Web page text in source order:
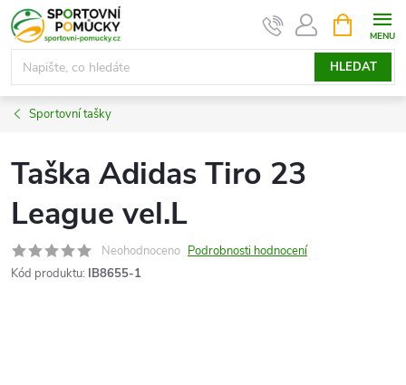
Přejít
na
obsah
HLEDAT
NÁKUPNÍ
KOŠÍK
Sportovní tašky
Taška Adidas Tiro 23
League vel.L
Neohodnoceno Podrobnosti hodnocení
Kód produktu: IB8655-1